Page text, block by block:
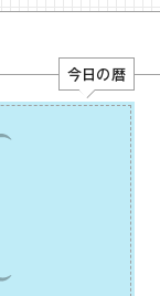
今日の暦